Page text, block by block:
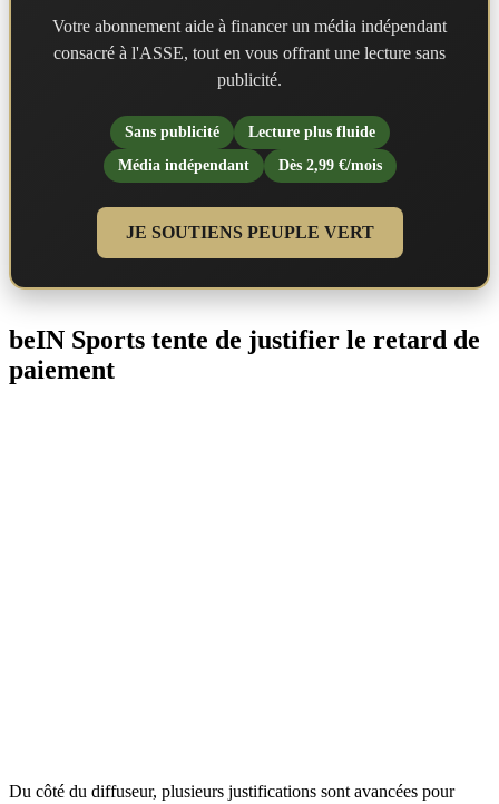
Votre abonnement aide à financer un média indépendant
consacré à l'ASSE, tout en vous offrant une lecture sans
publicité.
Sans publicité
Lecture plus fluide
Média indépendant
Dès 2,99 €/mois
JE SOUTIENS PEUPLE VERT
beIN Sports tente de justifier le retard de
paiement
Du côté du diffuseur, plusieurs justifications sont avancées pour